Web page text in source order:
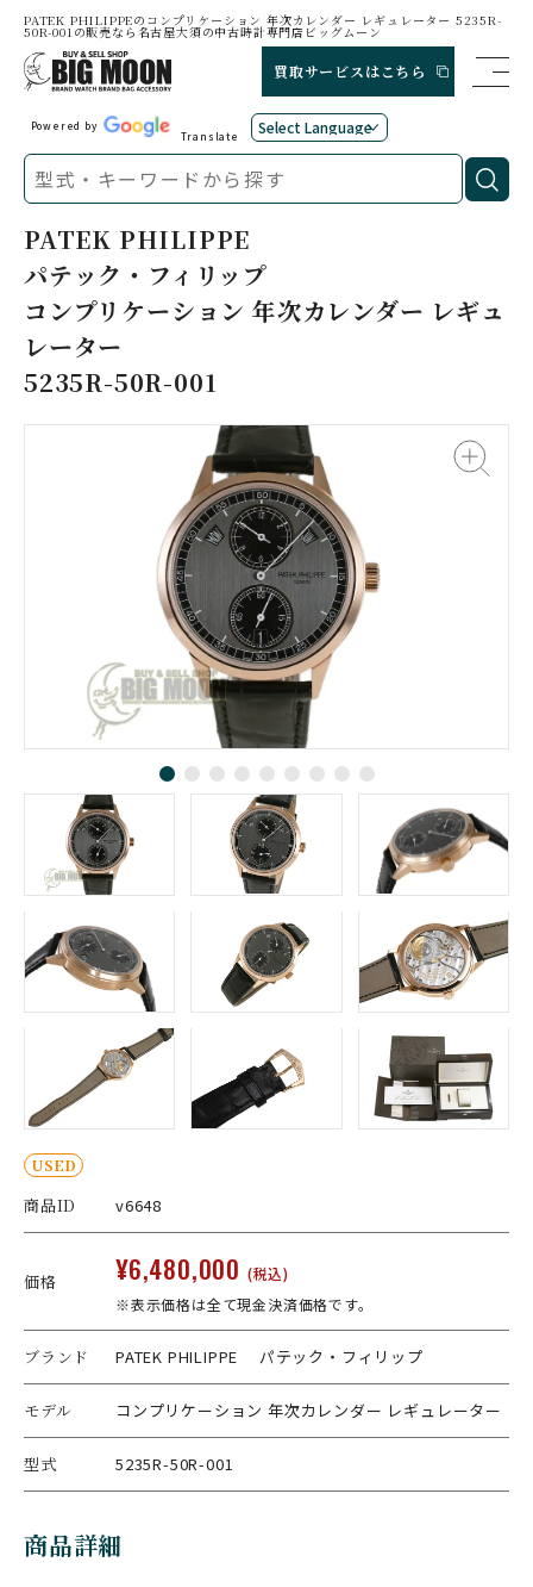
PATEK PHILIPPEのコンプリケーション 年次カレンダー レギュレーター 5235R-
50R-001の販売なら名古屋大須の中古時計専門店ビッグムーン
買取サービスはこちら
Powered by
Translate
PATEK PHILIPPE
パテック・フィリップ
コンプリケーション 年次カレンダー レギュ
レーター
5235R-50R-001
USED
商品ID v6648
価格 ¥6,480,000 (税込)
※表示価格は全て現金決済価格です。
ブランド PATEK PHILIPPE パテック・フィリップ
モデル コンプリケーション 年次カレンダー レギュレーター
型式 5235R-50R-001
商品詳細